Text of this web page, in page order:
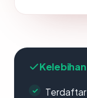
Kelebihan